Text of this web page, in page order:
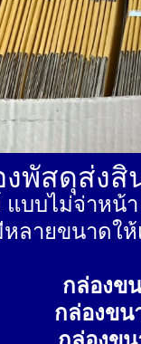
งพัสดุส่ง
บบไม่จ่าหน้
ลายขนาดให้
กล่องข
กล่องขน